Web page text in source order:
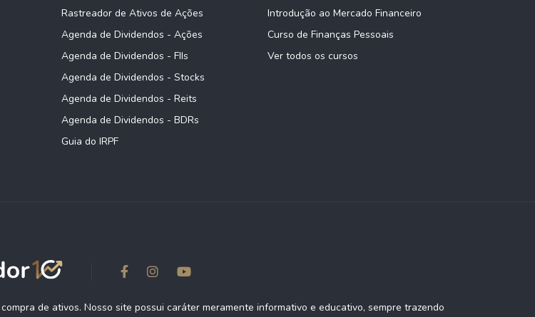
Rastreador de Ativos de Ações
Agenda de Dividendos - Ações
Agenda de Dividendos - FIIs
Agenda de Dividendos - Stocks
Agenda de Dividendos - Reits
Agenda de Dividendos - BDRs
Guia do IRPF
Introdução ao Mercado Financeiro
Curso de Finanças Pessoais
Ver todos os cursos
de ativos. Nosso site possui caráter meramente informativo e educativo, sempre trazendo